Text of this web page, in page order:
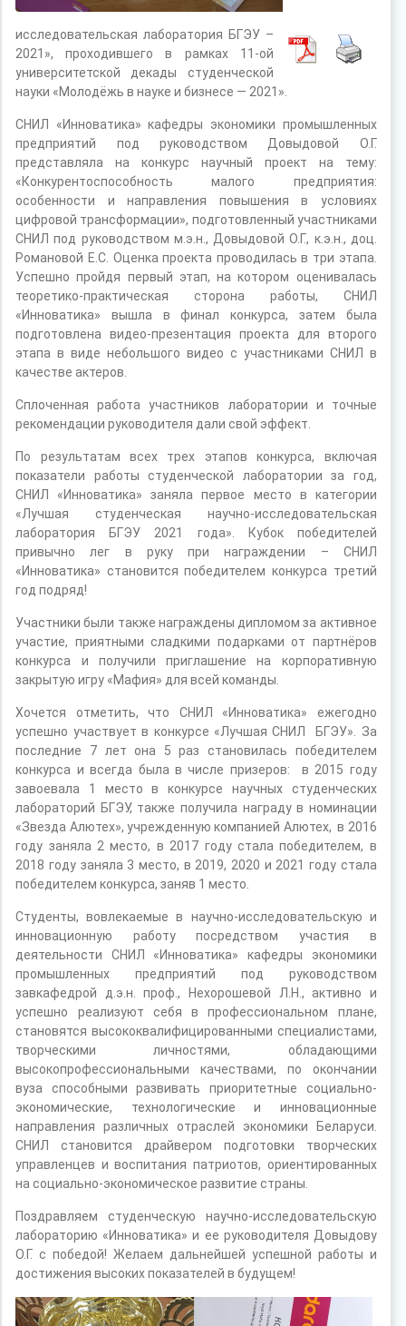
исследовательская лаборатория БГЭУ –
2021», проходившего в рамках 11-ой
университетской декады студенческой
науки «Молодёжь в науке и бизнесе — 2021».
СНИЛ «Инноватика» кафедры экономики промышленных
предприятий под руководством Довыдовой О.Г.
представляла на конкурс научный проект на тему:
«Конкурентоспособность малого предприятия:
особенности и направления повышения в условиях
цифровой трансформации», подготовленный участниками
СНИЛ под руководством м.э.н., Довыдовой О.Г., к.э.н., доц.
Романовой Е.С. Оценка проекта проводилась в три этапа.
Успешно пройдя первый этап, на котором оценивалась
теоретико-практическая сторона работы, СНИЛ
«Инноватика» вышла в финал конкурса, затем была
подготовлена видео-презентация проекта для второго
этапа в виде небольшого видео с участниками СНИЛ в
качестве актеров.
Сплоченная работа участников лаборатории и точные
рекомендации руководителя дали свой эффект.
По результатам всех трех этапов конкурса, включая
показатели работы студенческой лаборатории за год,
СНИЛ «Инноватика» заняла первое место в категории
«Лучшая студенческая научно-исследовательская
лаборатория БГЭУ 2021 года». Кубок победителей
привычно лег в руку при награждении – СНИЛ
«Инноватика» становится победителем конкурса третий
год подряд!
Участники были также награждены дипломом за активное
участие, приятными сладкими подарками от партнёров
конкурса и получили приглашение на корпоративную
закрытую игру «Мафия» для всей команды.
Хочется отметить, что СНИЛ «Инноватика» ежегодно
успешно участвует в конкурсе «Лучшая СНИЛ БГЭУ». За
последние 7 лет она 5 раз становилась победителем
конкурса и всегда была в числе призеров: в 2015 году
завоевала 1 место в конкурсе научных студенческих
лабораторий БГЭУ, также получила награду в номинации
«Звезда Алютех», учрежденную компанией Алютех, в 2016
году заняла 2 место, в 2017 году стала победителем, в
2018 году заняла 3 место, в 2019, 2020 и 2021 году стала
победителем конкурса, заняв 1 место.
Студенты, вовлекаемые в научно-исследовательскую и
инновационную работу посредством участия в
деятельности СНИЛ «Инноватика» кафедры экономики
промышленных предприятий под руководством
завкафедрой д.э.н. проф., Нехорошевой Л.Н., активно и
успешно реализуют себя в профессиональном плане,
становятся высококвалифицированными специалистами,
творческими личностями, обладающими
высокопрофессиональными качествами, по окончании
вуза способными развивать приоритетные социально-
экономические, технологические и инновационные
направления различных отраслей экономики Беларуси.
СНИЛ становится драйвером подготовки творческих
управленцев и воспитания патриотов, ориентированных
на социально-экономическое развитие страны.
Поздравляем студенческую научно-исследовательскую
лабораторию «Инноватика» и ее руководителя Довыдову
О.Г. с победой! Желаем дальнейшей успешной работы и
достижения высоких показателей в будущем!